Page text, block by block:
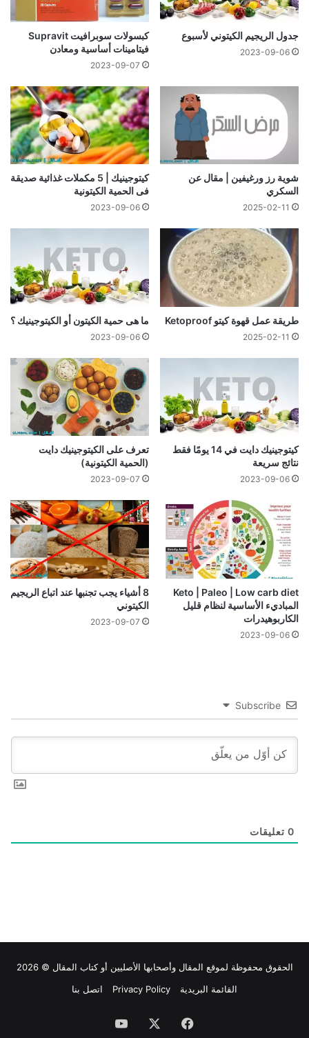
جدول الريجيم الكيتوني لأسبوع
2023-09-06
كبسولات سوبرافيت Supravit
فيتامينات أساسية ومعادن
2023-09-07
شوية رز ورغيفين | مقال عن
السكري
2025-02-11
كيتوجينيك | 5 مكملات غذائية صديقة
فى الحمية الكيتونية
2023-09-06
طريقة عمل قهوة كيتو Ketoproof
2025-02-11
ما هى حمية الكيتون أو الكيتوجينيك ؟
2023-09-06
كيتوجينيك دايت في 14 يومًا فقط
نتائج سريعة
2023-09-06
تعرف على الكيتوجينيك دايت
(الحمية الكيتونية)
2023-09-07
Keto | Paleo | Low carb diet
المباديء الأساسية لنظام قليل
الكاربوهيدرات
2023-09-06
8 أشياء يجب تجنبها عند اتباع الريجيم
الكيتوني
2023-09-07
Subscribe
0 تعليقات
الحقوق محفوظة لموقع المقال وأصحابها الأصليين أو كتاب المقال © 2026
القائمة البريدية
Privacy Policy اتصل بنا
فيسبوك ‫YouTube